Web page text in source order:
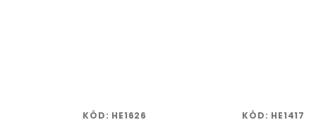
KÓD: HE1626 KÓD: HE1417